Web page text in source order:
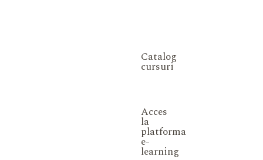
Catalog
cursuri
Acces
la
platforma
e-
learning